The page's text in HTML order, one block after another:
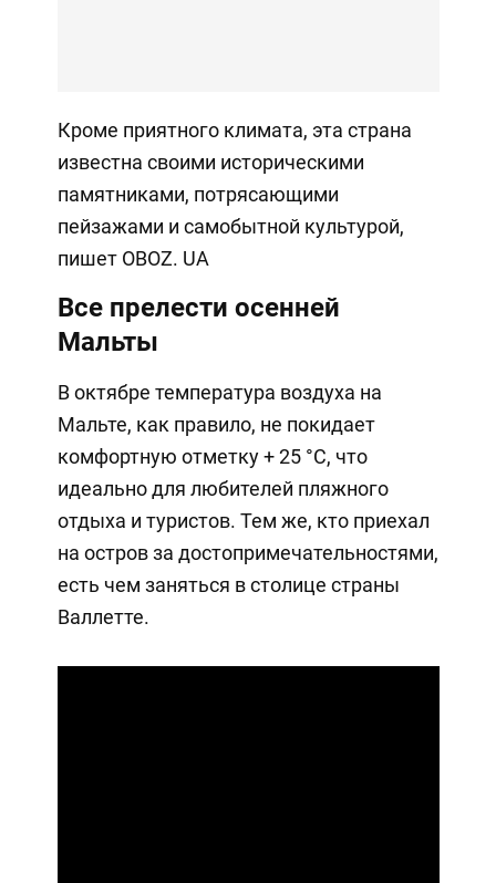
Кроме приятного климата, эта страна
известна своими историческими
памятниками, потрясающими
пейзажами и самобытной культурой,
пишет OBOZ. UA
Все прелести осенней
Мальты
В октябре температура воздуха на
Мальте, как правило, не покидает
комфортную отметку + 25 °C, что
идеально для любителей пляжного
отдыха и туристов. Тем же, кто приехал
на остров за достопримечательностями,
есть чем заняться в столице страны
Валлетте.